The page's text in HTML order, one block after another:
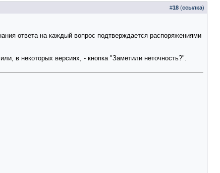
#18 (ссылка)
ответа на каждый вопрос подтверждается распоряжениями
в некоторых версиях, - кнопка "Заметили неточность?".